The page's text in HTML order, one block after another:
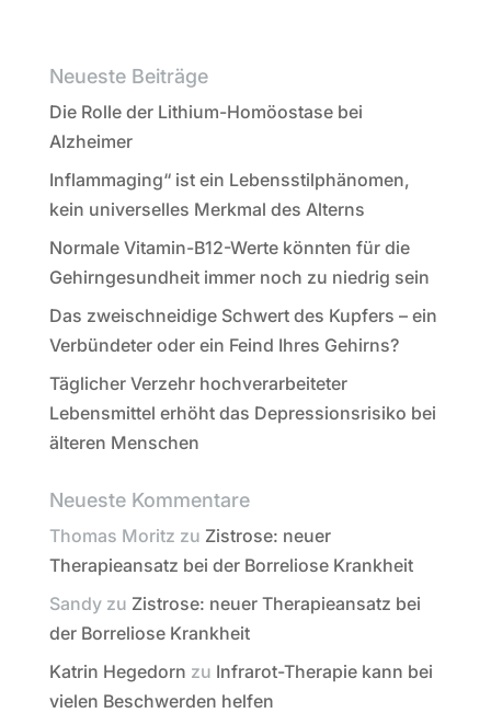
Neueste Beiträge
Die Rolle der Lithium-Homöostase bei
Alzheimer
Inflammaging“ ist ein Lebensstilphänomen,
kein universelles Merkmal des Alterns
Normale Vitamin-B12-Werte könnten für die
Gehirngesundheit immer noch zu niedrig sein
Das zweischneidige Schwert des Kupfers – ein
Verbündeter oder ein Feind Ihres Gehirns?
Täglicher Verzehr hochverarbeiteter
Lebensmittel erhöht das Depressionsrisiko bei
älteren Menschen
Neueste Kommentare
Thomas Moritz zu Zistrose: neuer
Therapieansatz bei der Borreliose Krankheit
Sandyzu Zistrose: neuer Therapieansatz bei
der Borreliose Krankheit
Katrin Hegedorn zu Infrarot-Therapie kann bei
vielen Beschwerden helfen